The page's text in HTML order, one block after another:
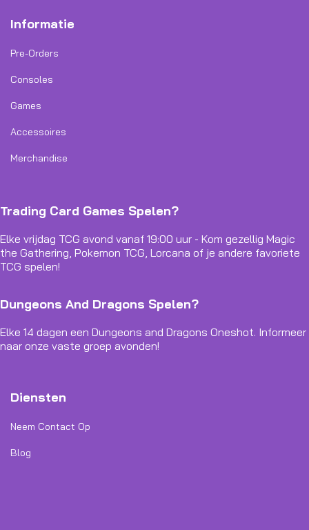
Informatie
Pre-Orders
Consoles
Games
Accessoires
Merchandise
Trading Card Games Spelen?
Elke vrijdag TCG avond vanaf 19:00 uur - Kom gezellig Magic
the Gathering, Pokemon TCG, Lorcana of je andere favoriete
TCG spelen!
Dungeons And Dragons Spelen?
Elke 14 dagen een Dungeons and Dragons Oneshot. Informeer
naar onze vaste groep avonden!
Diensten
Neem Contact Op
Blog